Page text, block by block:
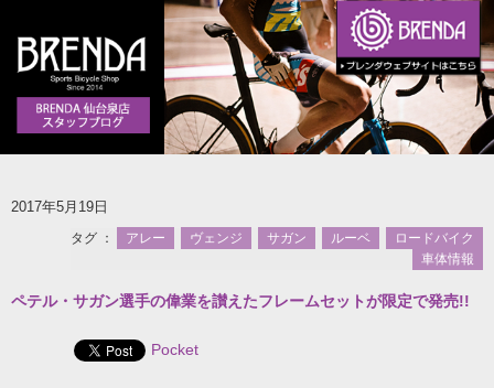
2017年5月19日
タグ ： アレー ヴェンジ サガン ルーベ
ロードバイク
車体情報
ペテル・サガン選手の偉業を讃えたフレームセットが限定で発売!!
Pocket